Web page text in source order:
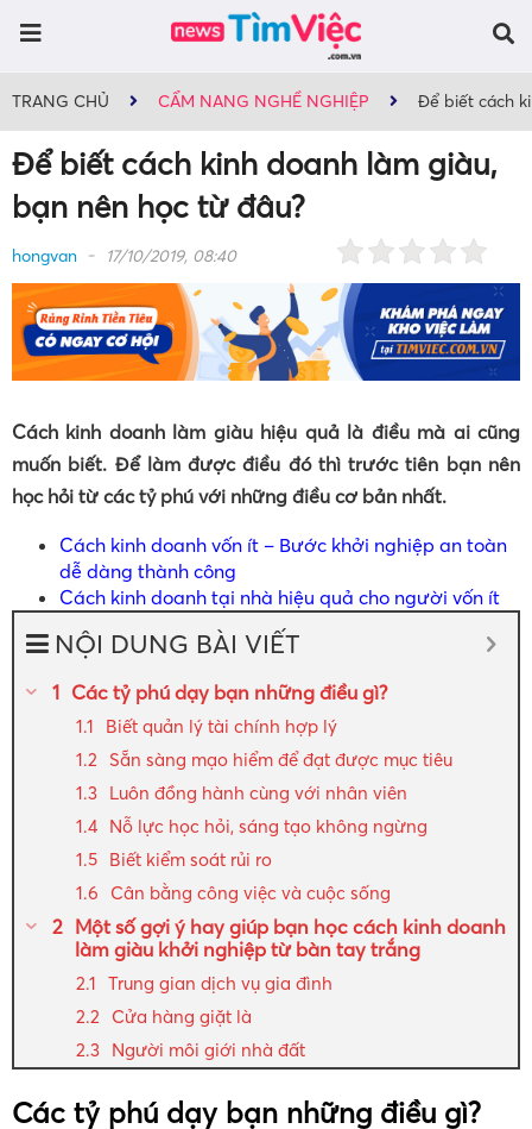
TRANG CHỦ CẨM NANG NGHỀ NGHIỆP Để biết cách
Để biết cách kinh doanh làm giàu,
bạn nên học từ đâu?
hongvan 17/10/2019, 08:40
Cách kinh doanh làm giàu hiệu quả là điều mà ai cũng
muốn biết. Để làm được điều đó thì trước tiên bạn nên
học hỏi từ các tỷ phú với những điều cơ bản nhất.
Cách kinh doanh vốn ít – Bước khởi nghiệp an toàn
dễ dàng thành công
Cách kinh doanh tại nhà hiệu quả cho người vốn ít
NỘI DUNG BÀI VIẾT
Các tỷ phú dạy bạn những điều gì?
Biết quản lý tài chính hợp lý
Sẵn sàng mạo hiểm để đạt được mục tiêu
Luôn đồng hành cùng với nhân viên
Nỗ lực học hỏi, sáng tạo không ngừng
Biết kiểm soát rủi ro
Cân bằng công việc và cuộc sống
Một số gợi ý hay giúp bạn học cách kinh doanh
làm giàu khởi nghiệp từ bàn tay trắng
Trung gian dịch vụ gia đình
Cửa hàng giặt là
Người môi giới nhà đất
Các tỷ phú dạy bạn những điều gì?